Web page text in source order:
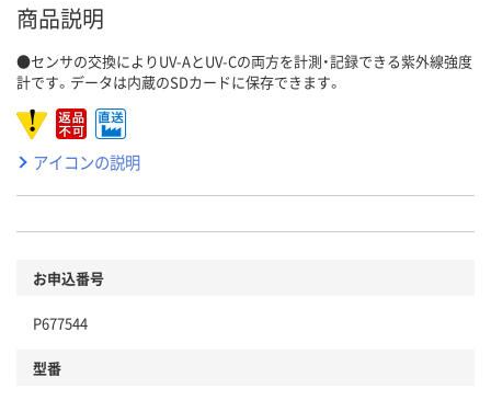
商品説明
●センサの交換によりUV-AとUV-Cの両方を計測・記録できる紫外線強度
計です。データは内蔵のSDカードに保存できます。
アイコンの説明
お申込番号
P677544
型番